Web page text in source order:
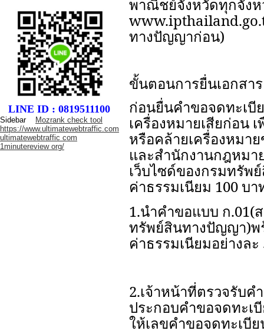
LINE ID : 0819511100
Sidebar
Mozrank check tool
https://www.ultimatewebtraffic.com
ultimatewebtraffic com
1minutereview org/
พาณิชย์จังหวัดทุกจัง
ทางปัญญาก่อน)
ขั้นตอนการยื่นเอกสาร
ก่อนยื่นคำขอจดทะเบี
เครื่องหมายเสียก่อน
หรือคล้ายเครื่องหมา
และสำนักงานกฎหมา
เว็บไซด์ของกรมทรัพ
ค่าธรรมเนียม 100 บ
1.นำคำขอแบบ ก.01(
ทรัพย์สินทางปัญญา)พ
ค่าธรรมเนียมอย่างละ
2.เจ้าหน้าที่ตรวจรับ
ประกอบคำขอจดทะเ
ให้เลขคำขอจดทะเบี